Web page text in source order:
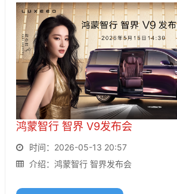
鸿蒙智行 智界 V9发布会
时间：2026-05-13 20:57
介绍：鸿蒙智行 智界发布会